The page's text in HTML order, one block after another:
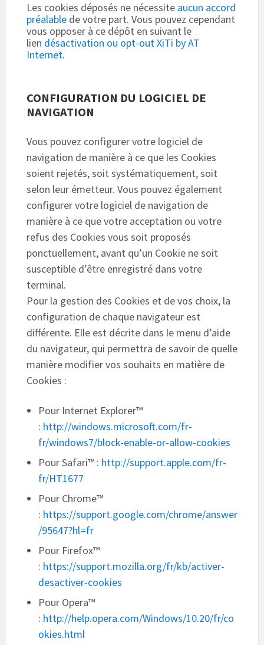
Les cookies déposés ne nécessite aucun accord
préalable de votre part. Vous pouvez cependant
vous opposer à ce dépôt en suivant le
lien désactivation ou opt-out XiTi by AT
Internet.
CONFIGURATION DU LOGICIEL DE
NAVIGATION
Vous pouvez configurer votre logiciel de
navigation de manière à ce que les Cookies
soient rejetés, soit systématiquement, soit
selon leur émetteur. Vous pouvez également
configurer votre logiciel de navigation de
manière à ce que votre acceptation ou votre
refus des Cookies vous soit proposés
ponctuellement, avant qu’un Cookie ne soit
susceptible d’être enregistré dans votre
terminal.
Pour la gestion des Cookies et de vos choix, la
configuration de chaque navigateur est
différente. Elle est décrite dans le menu d’aide
du navigateur, qui permettra de savoir de quelle
manière modifier vos souhaits en matière de
Cookies :
Pour Internet Explorer™
: http://windows.microsoft.com/fr-
fr/windows7/block-enable-or-allow-cookies
Pour Safari™ : http://support.apple.com/fr-
fr/HT1677
Pour Chrome™
: https://support.google.com/chrome/answer
/95647?hl=fr
Pour Firefox™
: https://support.mozilla.org/fr/kb/activer-
desactiver-cookies
Pour Opera™
: http://help.opera.com/Windows/10.20/fr/co
okies.html